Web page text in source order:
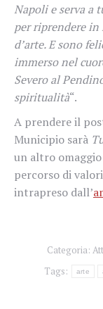
Napoli e serva a
per riprendere
d’arte. E sono
immerso nel
Severo al
spiritualità“.
A prendere il
Municipio sarà
un altro
percorso di
intrapreso dall’
Categoria:
Tags:
arte